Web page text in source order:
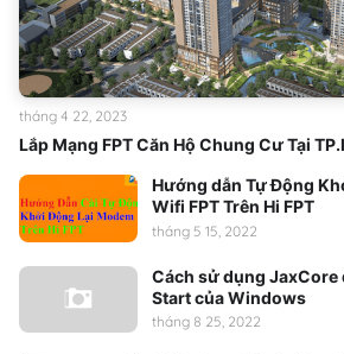
Lắp Mạng FPT Căn Hộ Chung Cư Tại
tháng 4 22, 2023
Hướng dẫn Tự Động
Wifi FPT Trên Hi FPT
tháng 5 15, 2022
Cách sử dụng JaxCore
Start của Windows
tháng 8 25, 2022